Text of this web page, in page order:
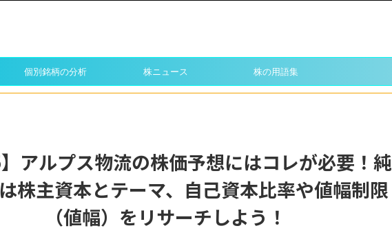
個別銘柄の分析 株ニュース 株の用語集
】アルプス物流の株価予想にはコレが必要！純
株主資本とテーマ、自己資本比率や値幅制限
（値幅）をリサーチしよう！